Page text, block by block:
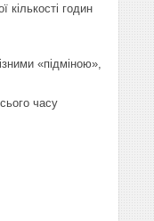
кількості годин
«підміною»,
часу